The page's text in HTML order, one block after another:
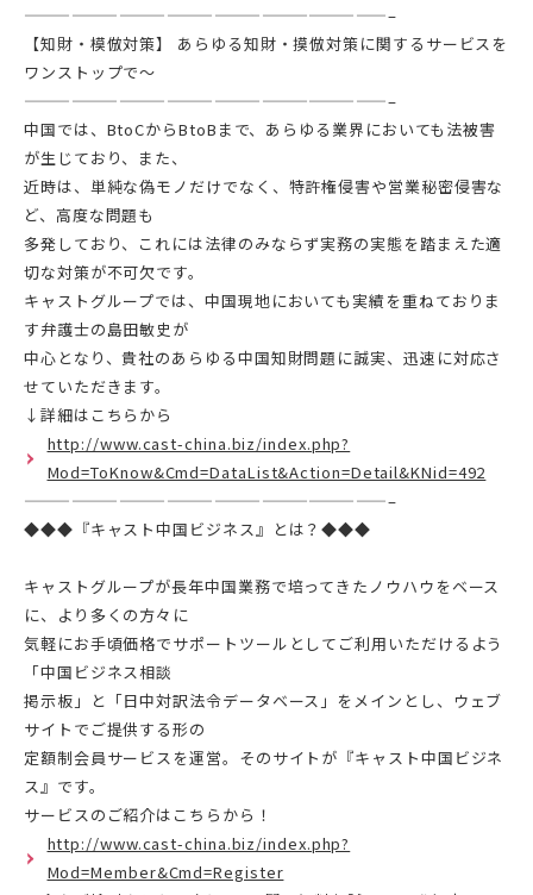
———————————————————————–
【知財・模倣対策】 あらゆる知財・摸倣対策に関するサービスを
ワンストップで～
———————————————————————–
中国では、BtoCからBtoBまで、あらゆる業界においても法被害
が生じており、また、
近時は、単純な偽モノだけでなく、特許権侵害や営業秘密侵害な
ど、高度な問題も
多発しており、これには法律のみならず実務の実態を踏まえた適
切な対策が不可欠です。
キャストグループでは、中国現地においても実績を重ねておりま
す弁護士の島田敏史が
中心となり、貴社のあらゆる中国知財問題に誠実、迅速に対応さ
せていただきます。
↓詳細はこちらから
http://www.cast-china.biz/index.php?
Mod=ToKnow&Cmd=DataList&Action=Detail&KNid=492
———————————————————————–
◆◆◆『キャスト中国ビジネス』とは？◆◆◆
キャストグループが長年中国業務で培ってきたノウハウをベース
に、より多くの方々に
気軽にお手頃価格でサポートツールとしてご利用いただけるよう
「中国ビジネス相談
掲示板」と「日中対訳法令データベース」をメインとし、ウェブ
サイトでご提供する形の
定額制会員サービスを運営。そのサイトが『キャスト中国ビジネ
ス』です。
サービスのご紹介はこちらから！
http://www.cast-china.biz/index.php?
Mod=Member&Cmd=Register